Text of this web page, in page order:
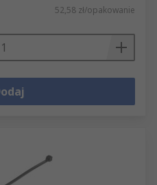
52,58 zł/opakowanie